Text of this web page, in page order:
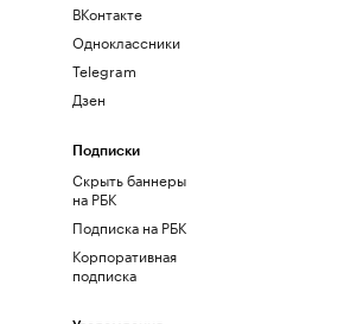
ВКонтакте
Одноклассники
Telegram
Дзен
Подписки
Скрыть баннеры
на РБК
Подписка на РБК
Корпоративная
подписка